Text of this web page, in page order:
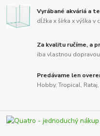
Vyrábané akváriá a
dĺžka x šírka x výška v
Za kvalitu ručíme, a
iba vlastnou
Predávame len
Hobby, Tropical,